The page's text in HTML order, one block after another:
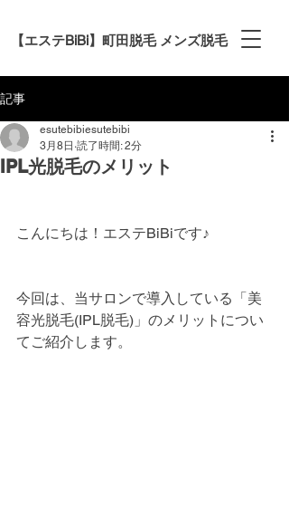
【エステBiBi】町田脱毛 メンズ脱毛
記事
IPL光脱毛のメリット
esutebibiesutebibi
3月8日 読了時間: 2分
こんにちは！エステBiBiです♪
今回は、当サロンで導入している「美
容光脱毛(IPL脱毛)」のメリットについ
てご紹介します。